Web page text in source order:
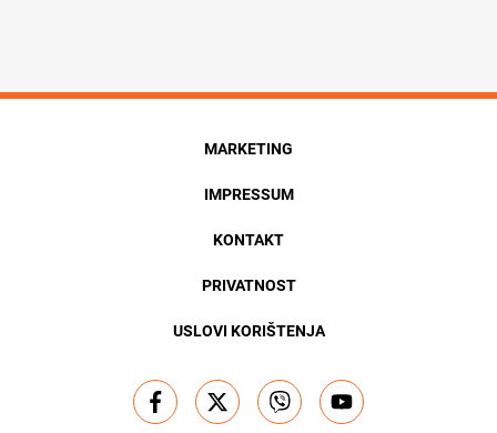
MARKETING
IMPRESSUM
KONTAKT
PRIVATNOST
USLOVI KORIŠTENJA